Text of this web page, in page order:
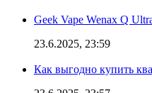
Geek Vape Wenax Q
23.6.2025, 23:59
Как выгодно купить